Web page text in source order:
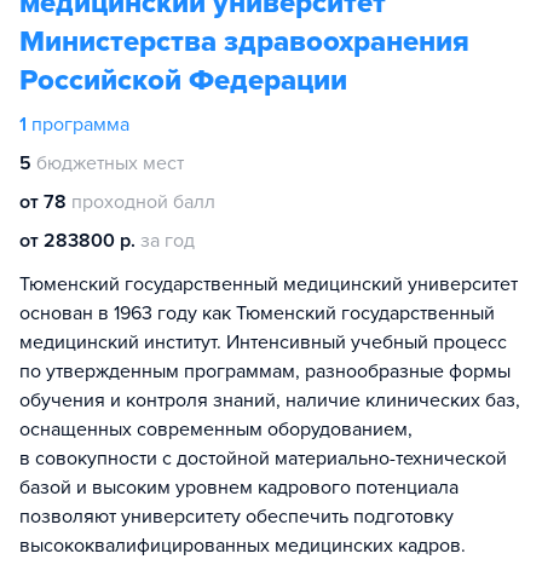
Министерства здравоохранения
Российской Федерации
1 программа
5 бюджетных мест
от 78 проходной балл
от 283800 р. за год
Тюменский государственный медицинский университет
основан в 1963 году как Тюменский государственный
медицинский институт. Интенсивный учебный процесс
по утвержденным программам, разнообразные формы
обучения и контроля знаний, наличие клинических баз,
оснащенных современным оборудованием,
в совокупности с достойной материально-технической
базой и высоким уровнем кадрового потенциала
позволяют университету обеспечить подготовку
высококвалифицированных медицинских кадров.